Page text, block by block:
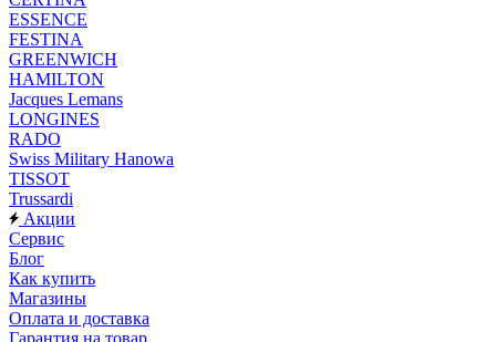
ESSENCE
FESTINA
GREENWICH
HAMILTON
Jacques Lemans
LONGINES
RADO
Swiss Military Hanowa
TISSOT
Trussardi
Акции
Сервис
Блог
Как купить
Магазины
Оплата и доставка
Гарантия на товар